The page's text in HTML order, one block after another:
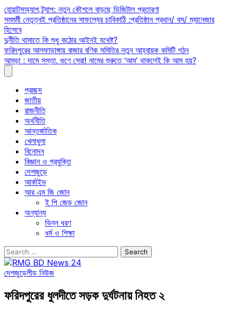
Skip
to
content
হোয়াটসঅ্যাপ ট্র্যাপ: নতুন কৌশলে বাড়ছে ডিজিটাল প্রতারণা
সমমর্মী নেতৃত্বই প্রতিষ্ঠানের সাফল্যের চাবিকাঠি :প্রতিষ্ঠান প্রধান/ বস/ ম্যানেজার
হিসেবে
দুর্নীতি থামাতে কি শুধু কঠোর আইনই যথেষ্ট?
ফরিদপুরের আলফাডাঙ্গায় বাজার বণিক সমিতির নতুন আহ্বায়ক কমিটি গঠন
আমড়া : দামে সস্তা, গুণে সেরা! নামের শুরুতে ‘আম’ থাকলেই কি আম হয়?
প্রচ্ছদ
জাতীয়
রাজনীতি
অর্থনীতি
আন্তর্জাতিক
খেলাধুলা
বিনোদন
বিজ্ঞান ও প্রযুক্তি
দেশজুড়ে
আর্কাইভ
আর এম জি জোন
ই পি জেড জোন
অন্যান্য
ভিন্ন ধরণ
ধর্ম ও শিক্ষা
Search
for:
দেশজুড়েলীড নিউজ
ফরিদপুরের ধুলদীতে সড়ক দুর্ঘটনায় নিহত ২